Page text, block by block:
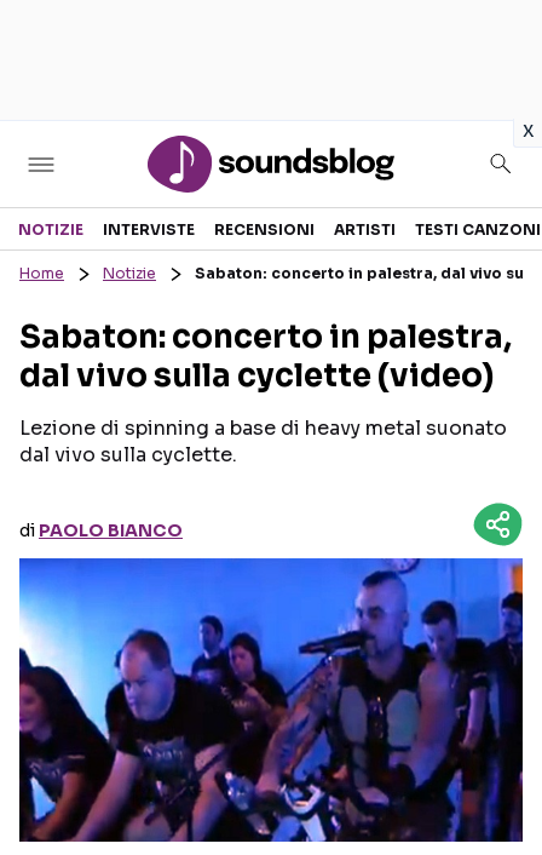
x
Sezioni
RECENSIONI MUSICALI
INTERVISTE
GOSSIP E CURIOSITÀ
TESTI CANZONI
TOUR ED EVENTI
TALENT SHOW
Seguici sui social
NOTIZIE INTERVISTE RECENSIONI ARTISTI TESTI CANZONI
Home Notizie Sabaton: concerto in palestra, dal vivo
Sabaton: concerto in palestra,
dal vivo sulla cyclette (video)
Lezione di spinning a base di heavy metal suonato
dal vivo sulla cyclette.
di PAOLO BIANCO